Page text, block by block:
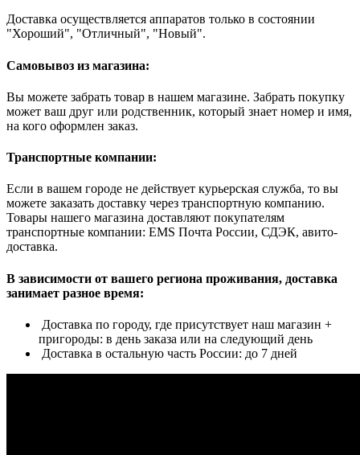
Доставка осуществляется аппаратов только в состоянии
"Хороший", "Отличный", "Новый".
Самовывоз из магазина:
Вы можете забрать товар в нашем магазине. Забрать покупку
может ваш друг или родственник, который знает номер и имя,
на кого оформлен заказ.
Транспортные компании:
Если в вашем городе не действует курьерская служба, то вы
можете заказать доставку через транспортную компанию.
Товары нашего магазина доставляют покупателям
транспортные компании: EMS Почта России, СДЭК, авито-
доставка.
В зависимости от вашего региона проживания, доставка
занимает разное время:
Доставка по городу, где присутствует наш магазин +
пригороды: в день заказа или на следующий день
Доставка в остальную часть России: до 7 дней